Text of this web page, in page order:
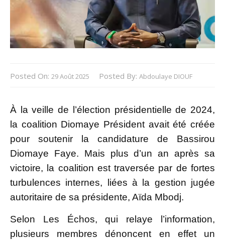
Posted On: 29 Août 2025 Posted By: Abdoulaye DIOUF
À la veille de l’élection présidentielle de 2024,
la coalition Diomaye Président avait été créée
pour soutenir la candidature de Bassirou
Diomaye Faye. Mais plus d’un an après sa
victoire, la coalition est traversée par de fortes
turbulences internes, liées à la gestion jugée
autoritaire de sa présidente, Aïda Mbodj.
Selon Les Échos, qui relaye l’information,
plusieurs membres dénoncent en effet un